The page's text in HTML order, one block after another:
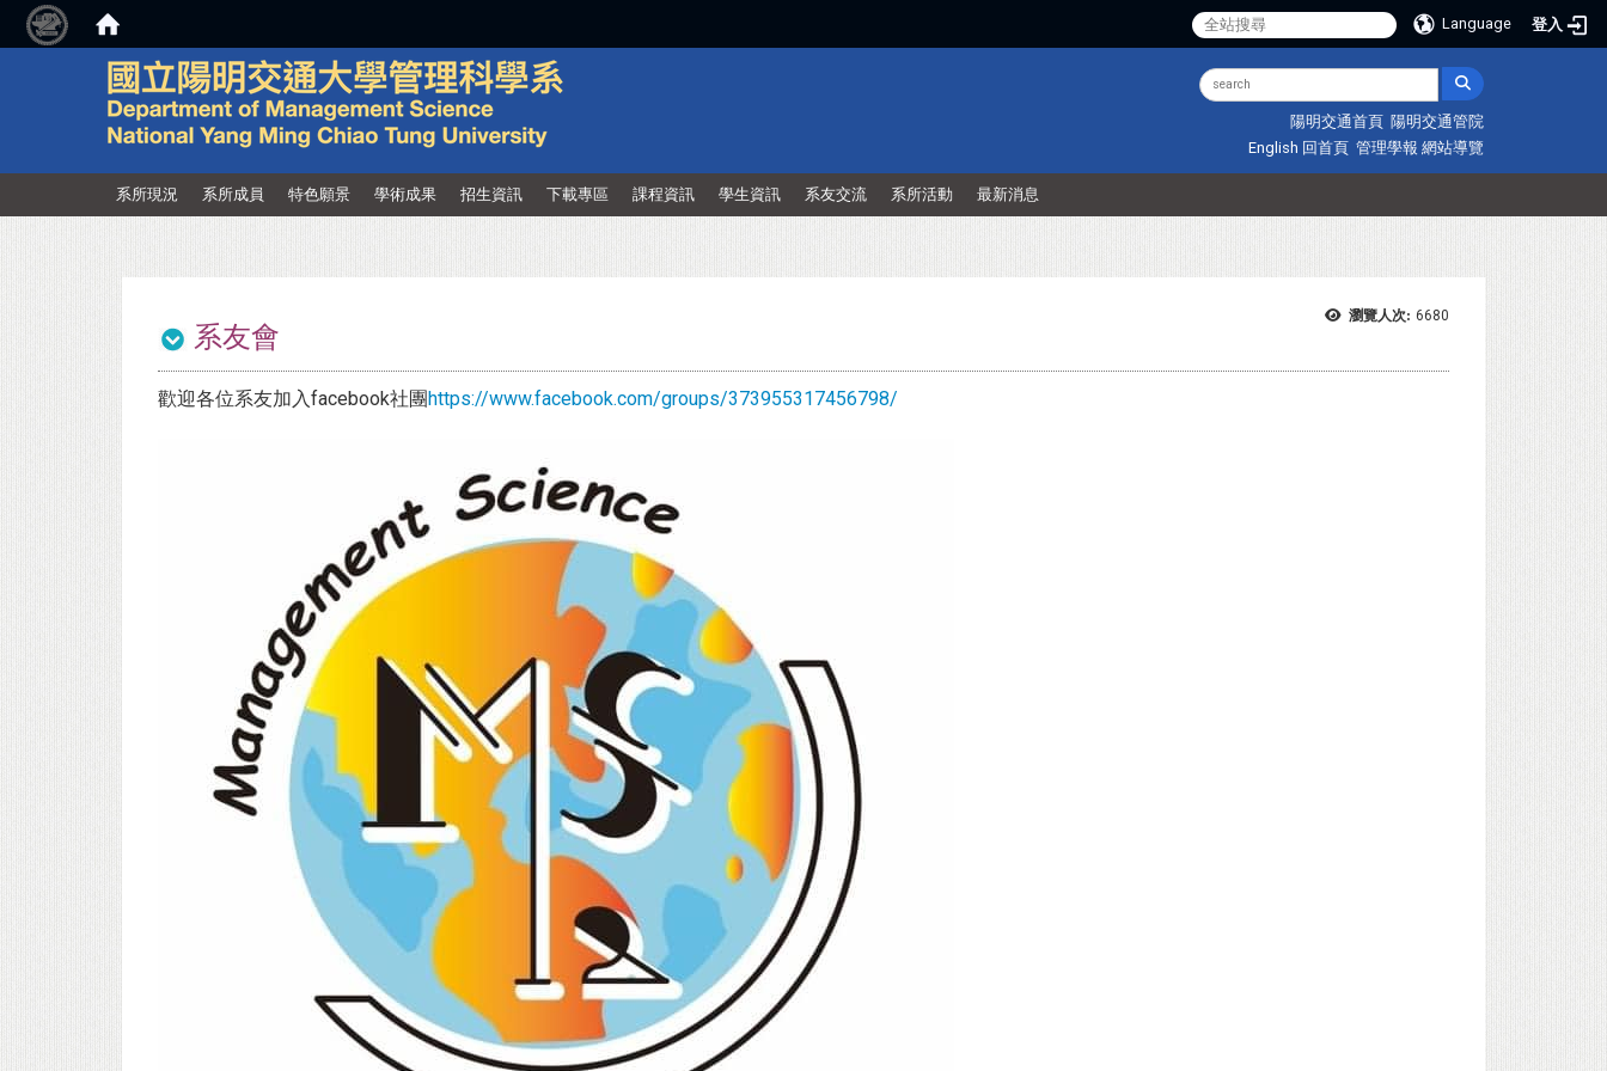
Language 登入
陽明交通首頁 陽明交通管院
English 回首頁 管理學報 網站導覽
系所現況 系所成員 特色願景 學術成果 招生資訊 下載專區 課程資訊 學生資訊 系友交流 系所活動 最新消息
瀏覽人次: 6680
系友會
歡迎各位系友加入facebook社團https://www.facebook.com/groups/373955317456798/